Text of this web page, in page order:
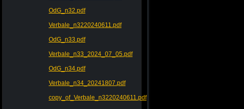
OdG_n32.pdf
Verbale_n3220240611.pdf
OdG_n33.pdf
Verbale_n33_2024_07_05.pdf
OdG_n34.pdf
Verbale_n34_20241807.pdf
copy_of_Verbale_n3220240611.pdf